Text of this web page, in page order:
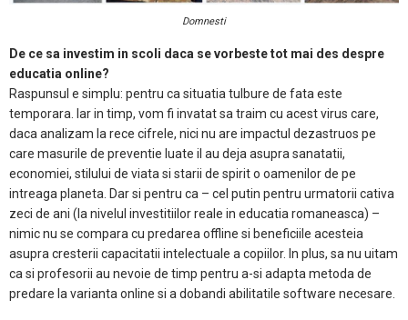
Domnesti
De ce sa investim in scoli daca se vorbeste tot mai des despre
educatia online?
Raspunsul e simplu: pentru ca situatia tulbure de fata este
temporara. Iar in timp, vom fi invatat sa traim cu acest virus care,
daca analizam la rece cifrele, nici nu are impactul dezastruos pe
care masurile de preventie luate il au deja asupra sanatatii,
economiei, stilului de viata si starii de spirit o oamenilor de pe
intreaga planeta. Dar si pentru ca – cel putin pentru urmatorii cativa
zeci de ani (la nivelul investitiilor reale in educatia romaneasca) –
nimic nu se compara cu predarea offline si beneficiile acesteia
asupra cresterii capacitatii intelectuale a copiilor. In plus, sa nu uitam
ca si profesorii au nevoie de timp pentru a-si adapta metoda de
predare la varianta online si a dobandi abilitatile software necesare.